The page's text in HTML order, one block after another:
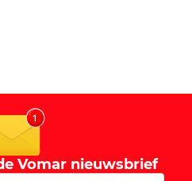
Vomar nieuwsbrief